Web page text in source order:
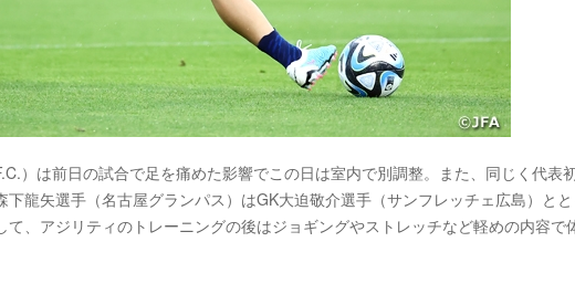
）は前日の試合で足を痛めた影響でこの日は室内で別調整。また、同じく代表
龍矢選手（名古屋グランパス）はGK大迫敬介選手（サンフレッチェ広島）とと
、アジリティのトレーニングの後はジョギングやストレッチなど軽めの内容で